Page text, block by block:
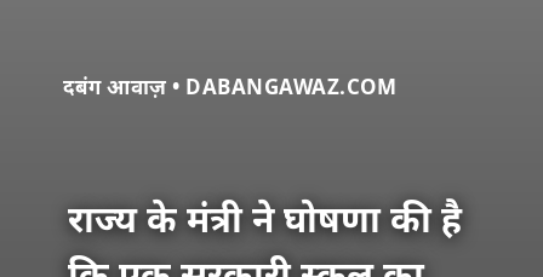
दबंग आवाज़ • DABANGAWAZ.COM
राज्य के मंत्री ने घोषणा की है